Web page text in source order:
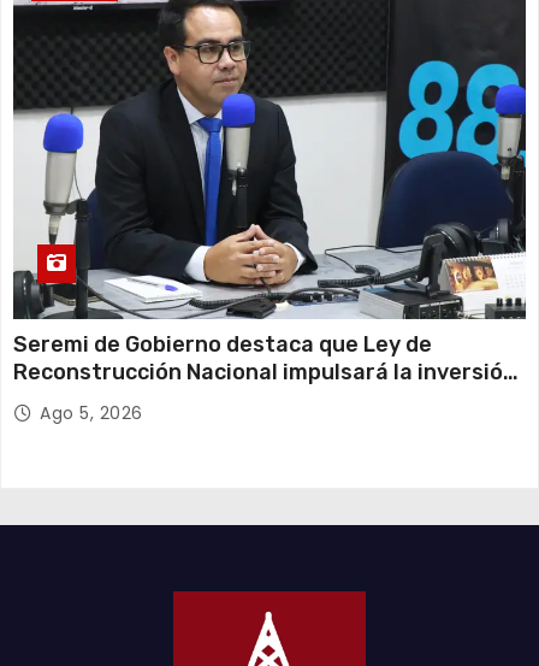
Seremi de Gobierno destaca que Ley de
Reconstrucción Nacional impulsará la inversión
y el empleo en Tarapacá
Ago 5, 2026